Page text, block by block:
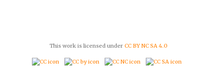
This work is licensed under CC BY NC SA 4.0